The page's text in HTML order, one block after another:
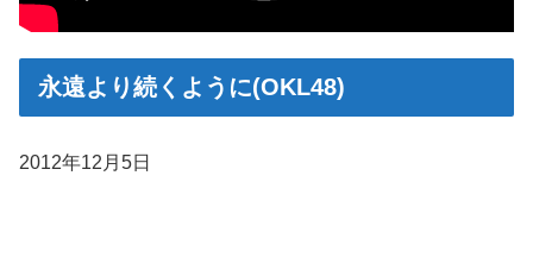
永遠より続くように(OKL48)
2012年12月5日